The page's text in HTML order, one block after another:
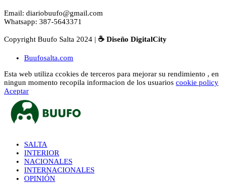
Email: diariobuufo@gmail.com
Whatsapp: 387-5643371
Copyright Buufo Salta 2024 | ☕ Diseño DigitalCity
Buufosalta.com
Esta web utiliza ccokies de terceros para mejorar su rendimiento , en
ningun momento recopila informacion de los usuarios cookie policy
Aceptar
SALTA
INTERIOR
NACIONALES
INTERNACIONALES
OPINIÓN